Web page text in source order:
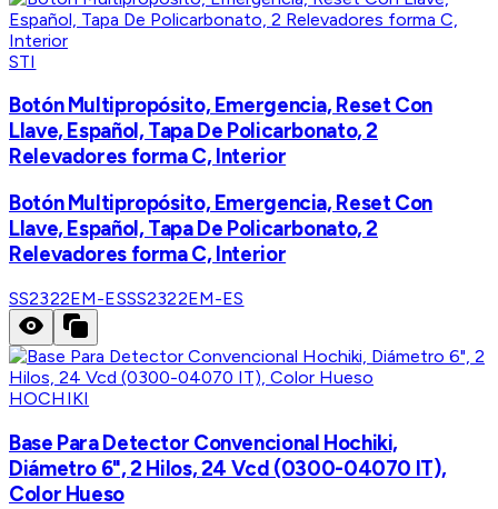
STI
Botón Multipropósito, Emergencia, Reset Con
Llave, Español, Tapa De Policarbonato, 2
Relevadores forma C, Interior
Botón Multipropósito, Emergencia, Reset Con
Llave, Español, Tapa De Policarbonato, 2
Relevadores forma C, Interior
SS2322EM-ESSS2322EM-ES
HOCHIKI
Base Para Detector Convencional Hochiki,
Diámetro 6", 2 Hilos, 24 Vcd (0300-04070 IT),
Color Hueso